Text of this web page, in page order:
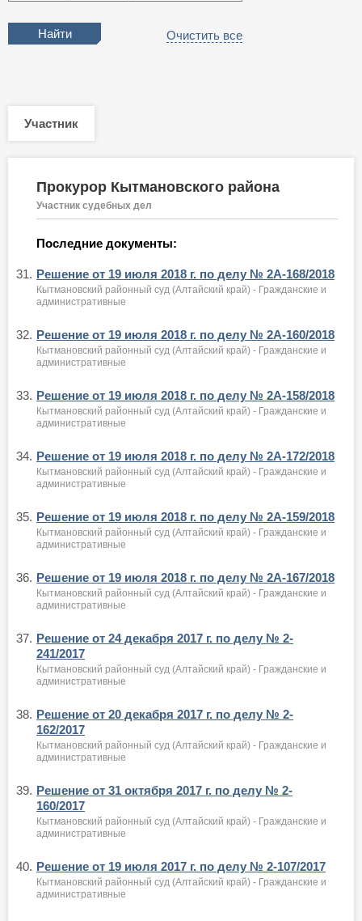
Очистить все
Участник
Прокурор Кытмановского района
Участник судебных дел
Последние документы:
31. Решение от 19 июля 2018 г. по делу № 2А-168/2018
Кытмановский районный суд (Алтайский край) - Гражданские и
административные
32. Решение от 19 июля 2018 г. по делу № 2А-160/2018
Кытмановский районный суд (Алтайский край) - Гражданские и
административные
33. Решение от 19 июля 2018 г. по делу № 2А-158/2018
Кытмановский районный суд (Алтайский край) - Гражданские и
административные
34. Решение от 19 июля 2018 г. по делу № 2А-172/2018
Кытмановский районный суд (Алтайский край) - Гражданские и
административные
35. Решение от 19 июля 2018 г. по делу № 2А-159/2018
Кытмановский районный суд (Алтайский край) - Гражданские и
административные
36. Решение от 19 июля 2018 г. по делу № 2А-167/2018
Кытмановский районный суд (Алтайский край) - Гражданские и
административные
37. Решение от 24 декабря 2017 г. по делу № 2-
241/2017
Кытмановский районный суд (Алтайский край) - Гражданские и
административные
38. Решение от 20 декабря 2017 г. по делу № 2-
162/2017
Кытмановский районный суд (Алтайский край) - Гражданские и
административные
39. Решение от 31 октября 2017 г. по делу № 2-
160/2017
Кытмановский районный суд (Алтайский край) - Гражданские и
административные
40. Решение от 19 июля 2017 г. по делу № 2-107/2017
Кытмановский районный суд (Алтайский край) - Гражданские и
административные